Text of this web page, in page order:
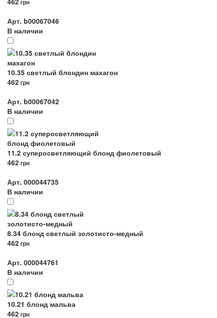
грн
Арт. b00067046
В наличии
10.35 светлый блондин махагон
462грн
Арт. b00067042
В наличии
11.2 суперосветляющий блонд фиолетовый
462грн
Арт. 000044735
В наличии
8.34 блонд светлый золотисто-медный
462грн
Арт. 000044761
В наличии
10.21 блонд мальва
462грн